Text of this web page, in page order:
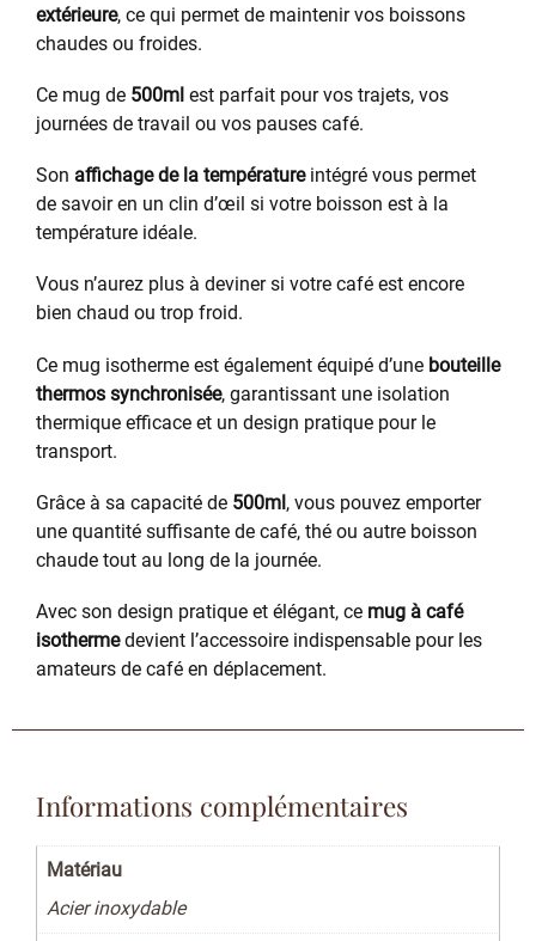
extérieure, ce qui permet de maintenir vos boissons
chaudes ou froides.
Ce mug de 500ml est parfait pour vos trajets, vos
journées de travail ou vos pauses café.
Son affichage de la températureintégré vous permet
de savoir en un clin d’œil si votre boisson est à la
température idéale.
Vous n’aurez plus à deviner si votre café est encore
bien chaud ou trop froid.
Ce mug isotherme est également équipé d’une bouteille
thermos synchronisée, garantissant une isolation
thermique efficace et un design pratique pour le
transport.
Grâce à sa capacité de 500ml, vous pouvez emporter
une quantité suffisante de café, thé ou autre boisson
chaude tout au long de la journée.
Avec son design pratique et élégant, ce mug à café
isothermedevient l’accessoire indispensable pour les
amateurs de café en déplacement.
Informations complémentaires
Matériau
Acier inoxydable